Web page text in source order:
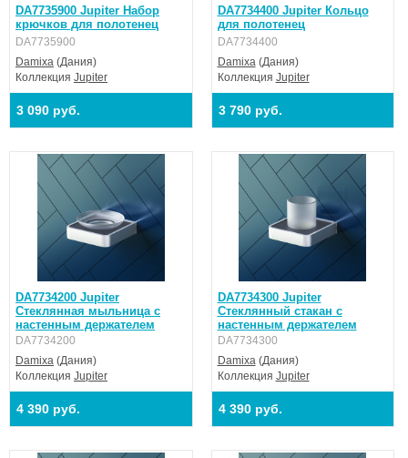
DA7735900 Jupiter Набор
крючков для полотенец
DA7735900
Damixa (Дания)
Коллекция Jupiter
3 090 руб.
DA7734400 Jupiter Кольцо
для полотенец
DA7734400
Damixa(Дания)
Коллекция Jupiter
3 790 руб.
DA7734200 Jupiter
Стеклянная мыльница с
настенным держателем
DA7734200
Damixa (Дания)
Коллекция Jupiter
4 390 руб.
DA7734300 Jupiter
Стеклянный стакан с
настенным держателем
DA7734300
Damixa(Дания)
Коллекция Jupiter
4 390 руб.